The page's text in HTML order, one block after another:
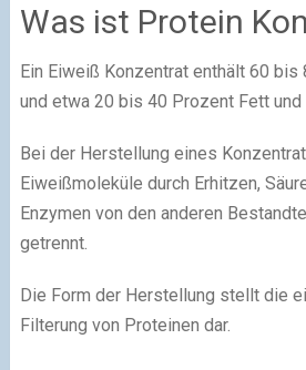
Was ist Protein
Ein Eiweiß Konzentrat enthält 60
und etwa 20 bis 40 Prozent Fett und
Bei der Herstellung eines
Eiweißmoleküle durch Erhitzen,
Enzymen von den anderen
getrennt.
Die Form der Herstellung stellt die
Filterung von Proteinen dar.